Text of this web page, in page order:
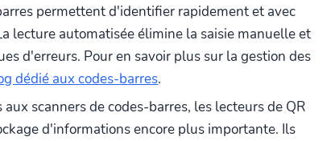
permettent d'identifier rapidement et avec
lecture automatisée élimine la saisie manuelle et
d'erreurs. Pour en savoir plus sur la gestion des
dédié aux codes-barres.
aux scanners de codes-barres, les lecteurs de QR
d'informations encore plus importante. Ils